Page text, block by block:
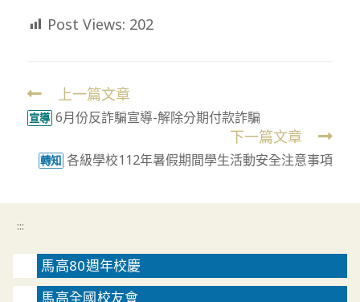
Post Views: 202
Read
more
上一篇文章
宣導 6月份反詐騙宣導-解除分期付款詐騙
下一篇文章
轉知 各級學校112年暑假期間學生活動安全注意事項
:::
馬高80週年校慶
馬高全國校友會